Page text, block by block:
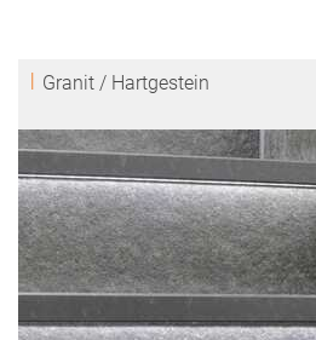
Granit / Hartgestein